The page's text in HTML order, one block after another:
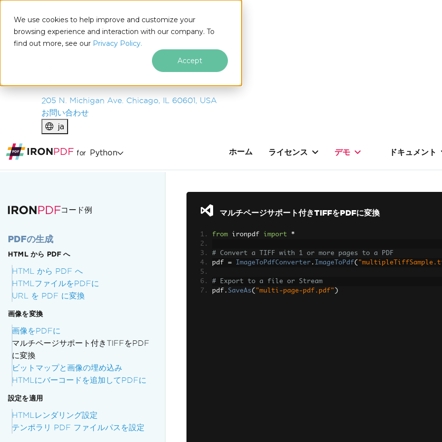
We use cookies to help improve and customize your
browsing experience and interaction with our company. To
find out more, see our Privacy Policy.
Accept
IRONSOFTWARE
製品
エンタープライズ
205 N. Michigan Ave. Chicago, IL 60601, USA
お問い合わせ
ja
for Python ホーム ライセンス デモ ドキュメント
コード例
PDFの生成
HTML から PDF へ
HTML から PDF へ
HTMLファイルをPDFに
URL を PDF に変換
画像を変換
画像をPDFに
マルチページサポート付きTIFFをPDF
に変換
ビットマップと画像の埋め込み
HTMLにバーコードを追加してPDFに
設定を適用
HTMLレンダリング設定
テンポラリ PDF ファイルパスを設定
マルチページサポート付きTIFFをPDFに変換
from ironpdf import *
# Convert a TIFF with 1 or more pages to a PDF
pdf = ImageToPdfConverter . ImageToPdf(
# Export to a file or Stream
pdf . SaveAs( "multi-page-pdf.pdf" )